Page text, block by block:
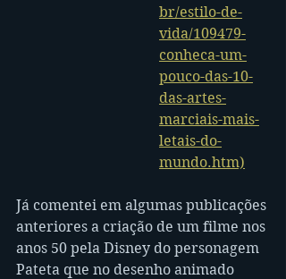
br/estilo-de-
vida/109479-
conheca-um-
pouco-das-10-
das-artes-
marciais-mais-
letais-do-
mundo.htm)
Já comentei em algumas publicações
anteriores a criação de um filme nos
anos 50 pela Disney do personagem
Pateta que no desenho animado